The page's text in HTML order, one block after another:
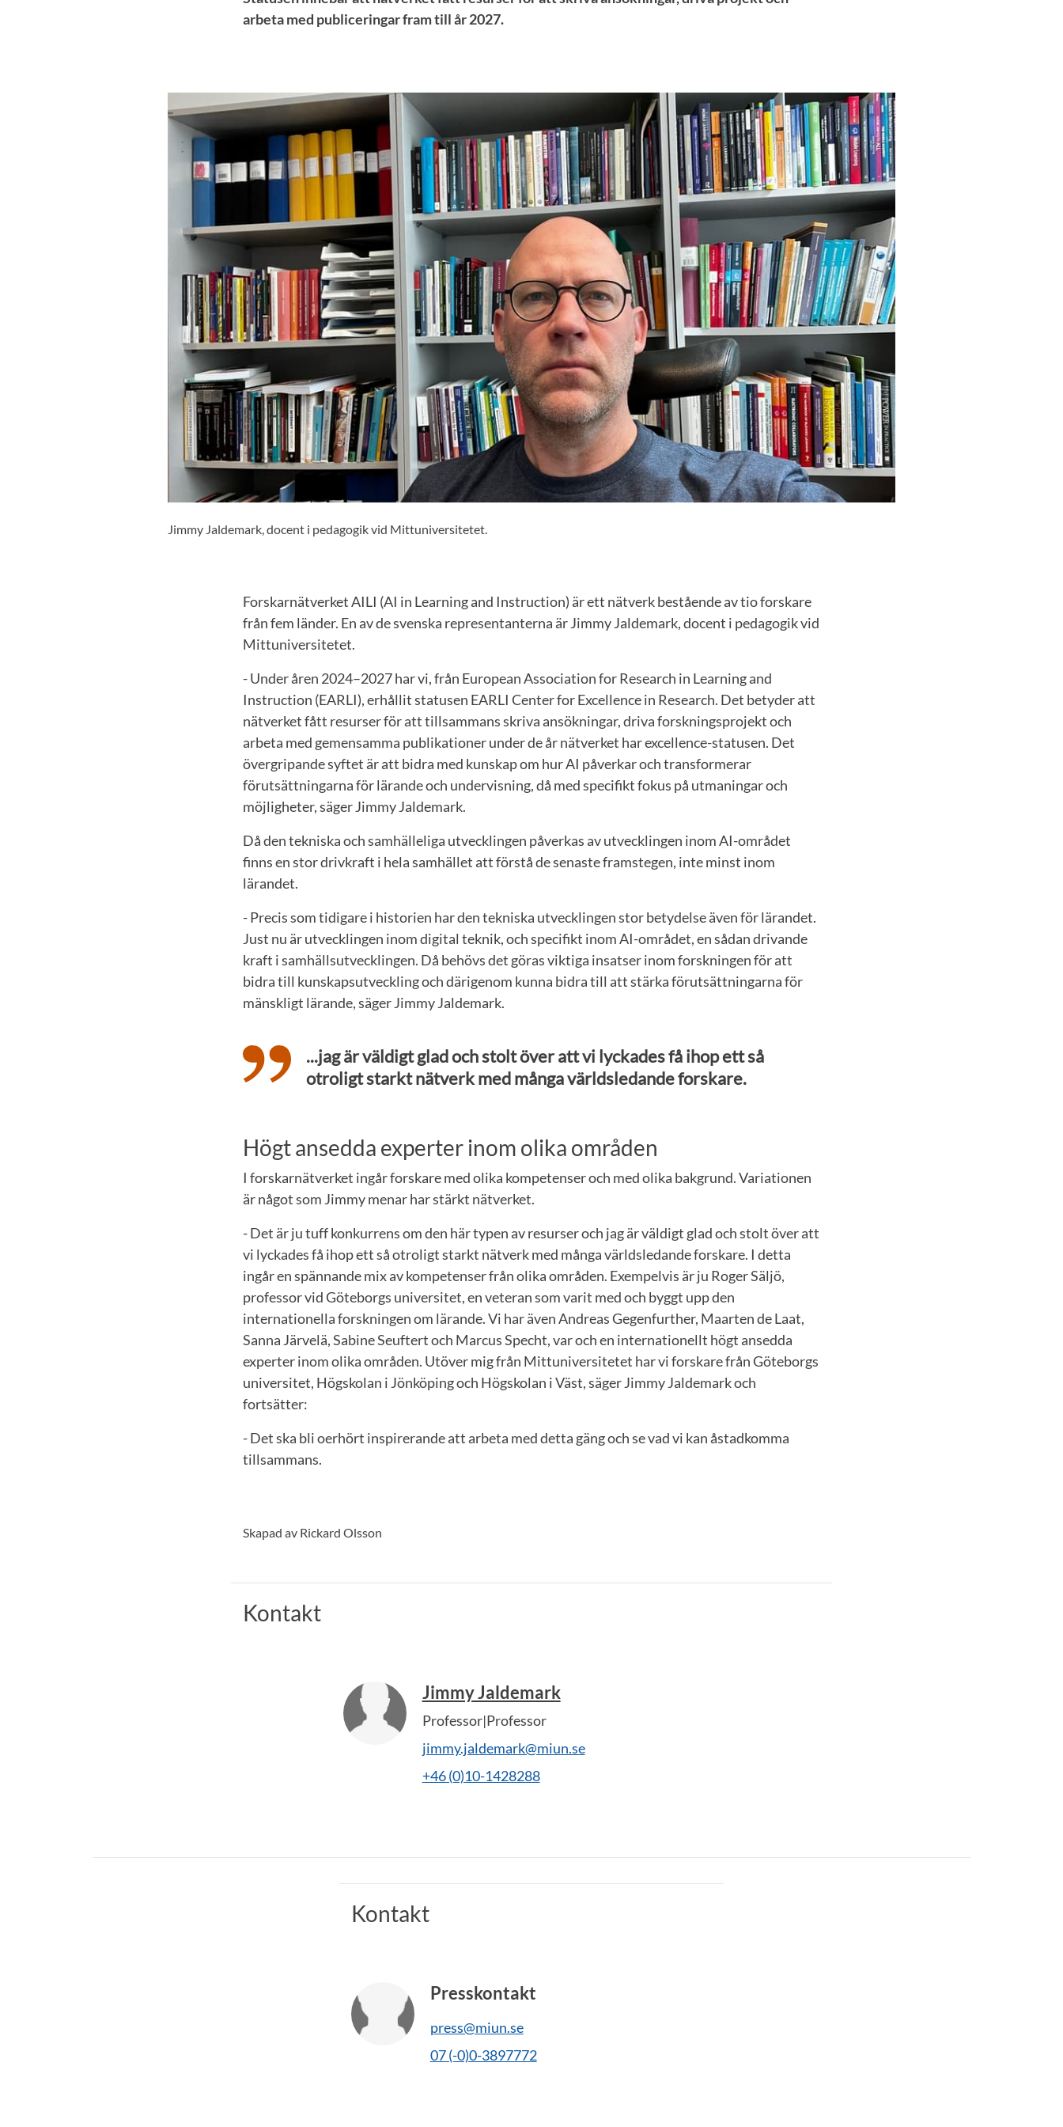
arbeta med publiceringar fram till år 2027.
Jimmy Jaldemark, docent i pedagogik vid Mittuniversitetet.
Forskarnätverket AILI (AI in Learning and Instruction) är ett nätverk bestående av tio forskare
från fem länder. En av de svenska representanterna är Jimmy Jaldemark, docent i pedagogik vid
Mittuniversitetet.
- Under åren 2024–2027 har vi, från European Association for Research in Learning and
Instruction (EARLI), erhållit statusen EARLI Center for Excellence in Research. Det betyder att
nätverket fått resurser för att tillsammans skriva ansökningar, driva forskningsprojekt och
arbeta med gemensamma publikationer under de år nätverket har excellence-statusen. Det
övergripande syftet är att bidra med kunskap om hur AI påverkar och transformerar
förutsättningarna för lärande och undervisning, då med specifikt fokus på utmaningar och
möjligheter, säger Jimmy Jaldemark.
Då den tekniska och samhälleliga utvecklingen påverkas av utvecklingen inom AI-området
finns en stor drivkraft i hela samhället att förstå de senaste framstegen, inte minst inom
lärandet.
- Precis som tidigare i historien har den tekniska utvecklingen stor betydelse även för lärandet.
Just nu är utvecklingen inom digital teknik, och specifikt inom AI-området, en sådan drivande
kraft i samhällsutvecklingen. Då behövs det göras viktiga insatser inom forskningen för att
bidra till kunskapsutveckling och därigenom kunna bidra till att stärka förutsättningarna för
mänskligt lärande, säger Jimmy Jaldemark.
...jag är väldigt glad och stolt över att vi lyckades få ihop ett så
otroligt starkt nätverk med många världsledande forskare.
Högt ansedda experter inom olika områden
I forskarnätverket ingår forskare med olika kompetenser och med olika bakgrund. Variationen
är något som Jimmy menar har stärkt nätverket.
- Det är ju tuff konkurrens om den här typen av resurser och jag är väldigt glad och stolt över att
vi lyckades få ihop ett så otroligt starkt nätverk med många världsledande forskare. I detta
ingår en spännande mix av kompetenser från olika områden. Exempelvis är ju Roger Säljö,
professor vid Göteborgs universitet, en veteran som varit med och byggt upp den
internationella forskningen om lärande. Vi har även Andreas Gegenfurther, Maarten de Laat,
Sanna Järvelä, Sabine Seuftert och Marcus Specht, var och en internationellt högt ansedda
experter inom olika områden. Utöver mig från Mittuniversitetet har vi forskare från Göteborgs
universitet, Högskolan i Jönköping och Högskolan i Väst, säger Jimmy Jaldemark och
fortsätter:
- Det ska bli oerhört inspirerande att arbeta med detta gäng och se vad vi kan åstadkomma
tillsammans.
Skapad av Rickard Olsson
Kontakt
Jimmy Jaldemark
Professor|Professor
jimmy.jaldemark@miun.se
+46 (0)10-1428288
Kontakt
Presskontakt
press@miun.se
07 (-0)0-3897772